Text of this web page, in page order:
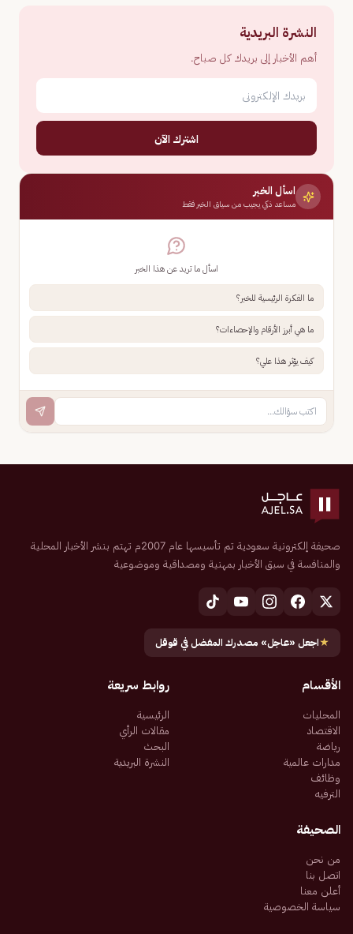
النشرة البريدية
أهم الأخبار إلى بريدك كل صباح.
اشترك الآن
اسأل الخبر
مساعد ذكي يجيب من سياق الخبر فقط
اسأل ما تريد عن هذا الخبر
ما الفكرة الرئيسية للخبر؟
ما هي أبرز الأرقام والإحصاءات؟
كيف يؤثر هذا علي؟
صحيفة إلكترونية سعودية تم تأسيسها عام 2007م تهتم بنشر الأخبار المحلية
والمنافسة في سبق الأخبار بمهنية ومصداقية وموضوعية
★اجعل «عاجل» مصدرك المفضل في قوقل
الأقسام
المحليات
الاقتصاد
رياضة
مدارات عالمية
وظائف
الترفيه
روابط سريعة
الرئيسية
مقالات الرأي
البحث
النشرة البريدية
الصحيفة
من نحن
اتصل بنا
أعلن معنا
سياسة الخصوصية